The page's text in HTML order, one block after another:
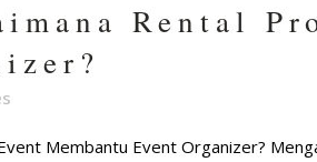
Rental
Membantu Event Organizer?